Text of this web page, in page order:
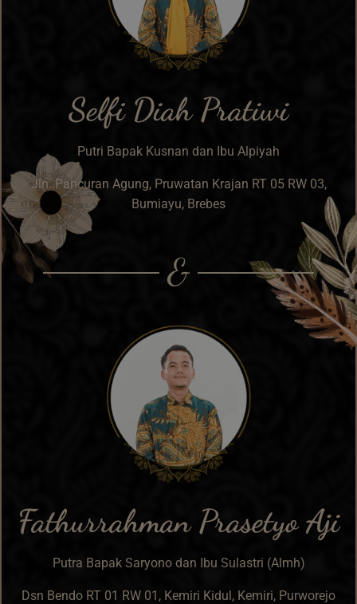
Selfi Diah Pratiwi
Putri Bapak Kusnan dan Ibu Alpiyah
Jln. Pancuran Agung, Pruwatan Krajan RT 05 RW 03,
Bumiayu, Brebes
&
Fathurrahman Prasetyo Aji
Putra Bapak Saryono dan Ibu Sulastri (Almh)
Dsn Bendo RT 01 RW 01, Kemiri Kidul, Kemiri, Purworejo